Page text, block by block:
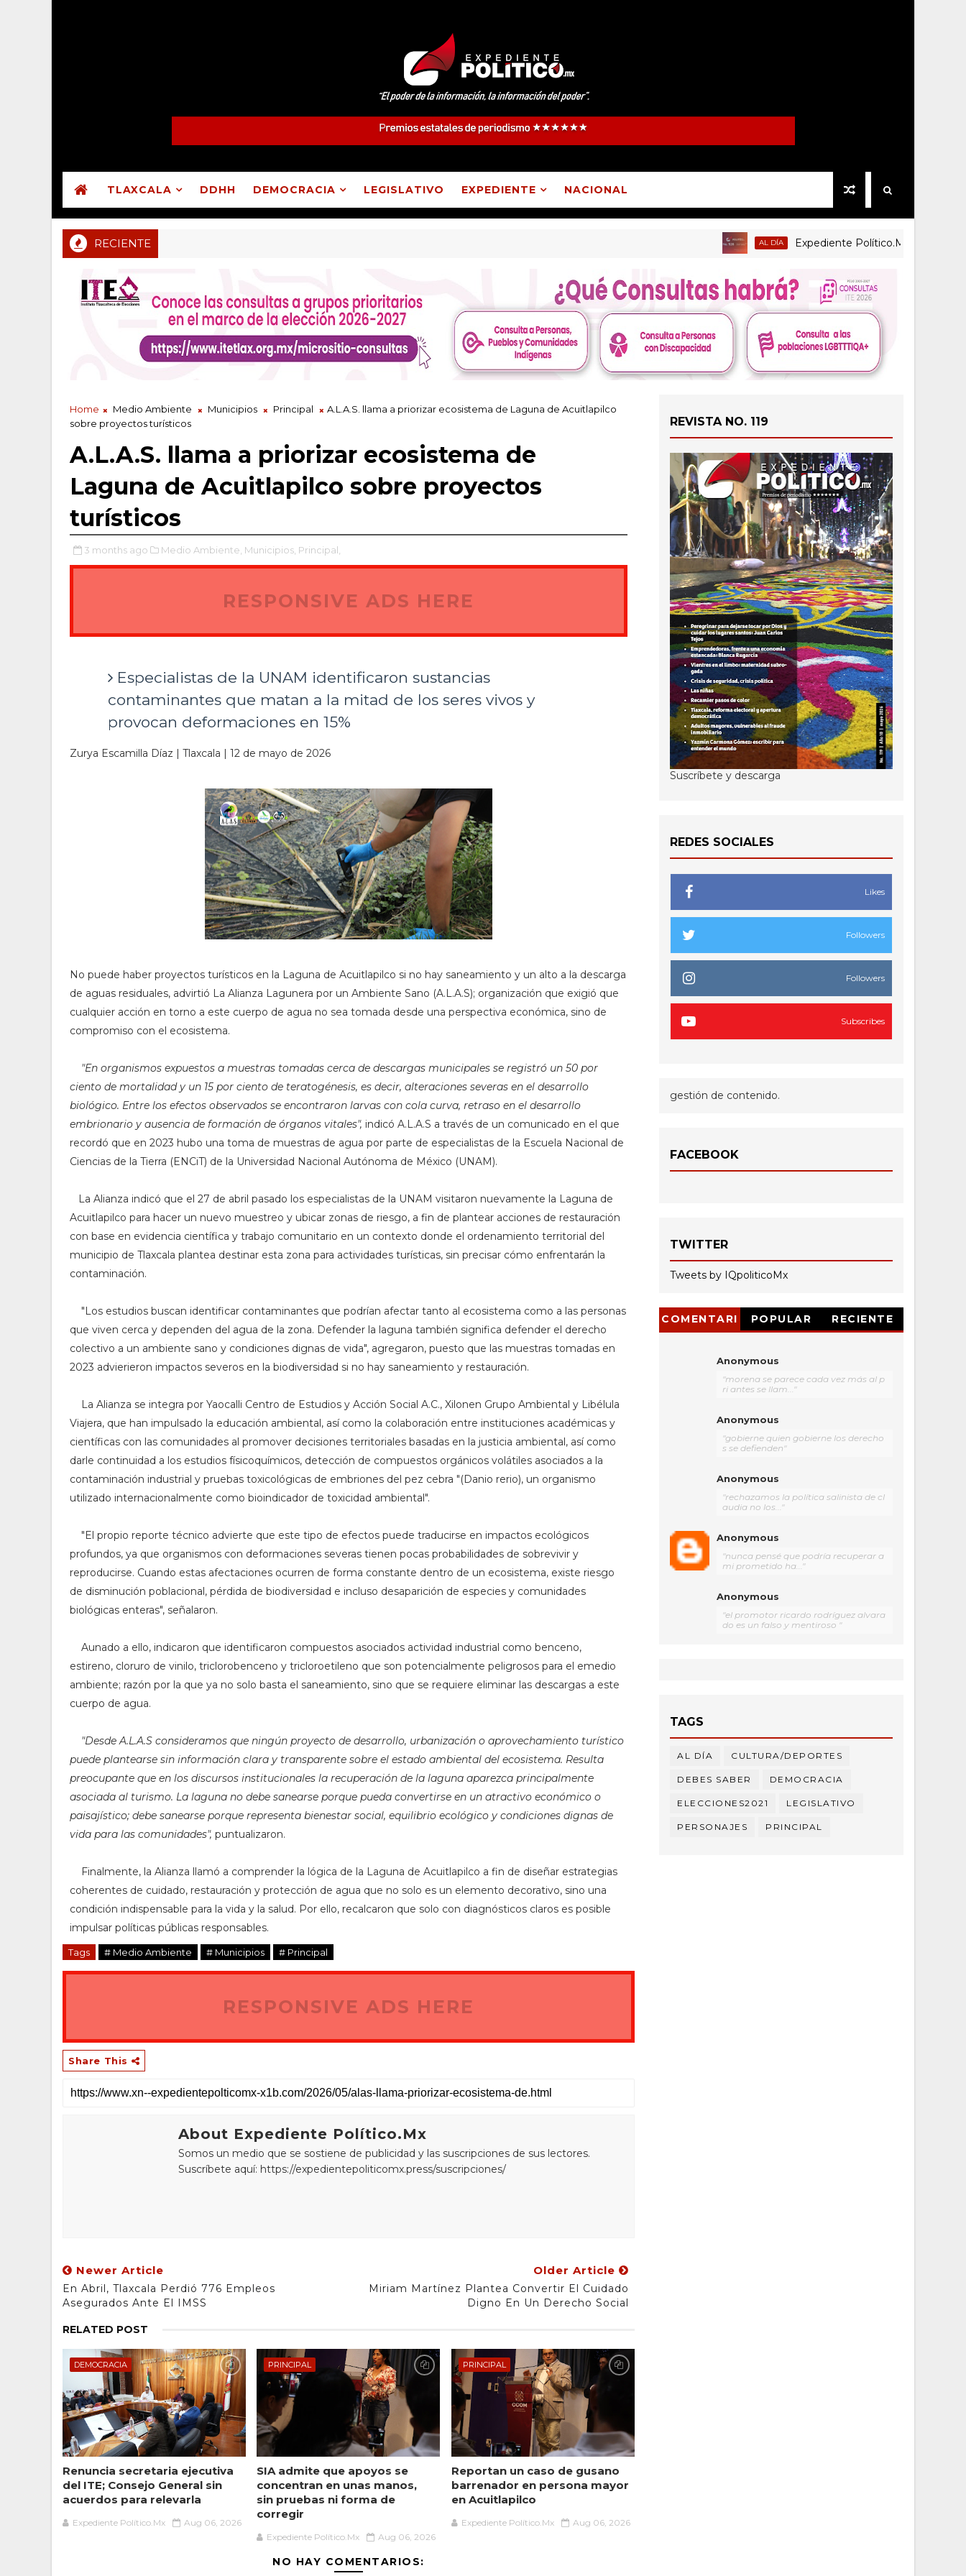
TLAXCALA DDHH DEMOCRACIA LEGISLATIVO EXPEDIENTE NACIONAL
RECIENTE AL DÍA Expediente Político.Mx no 1126
Home Medio Ambiente Municipios Principal
A.L.A.S. llama a priorizar ecosistema de Laguna de Acuitlapilco
sobre proyectos turísticos
A.L.A.S. llama a priorizar ecosistema de
Laguna de Acuitlapilco sobre proyectos
turísticos
3 months ago Medio Ambiente, Municipios, Principal,
RESPONSIVE ADS HERE
Especialistas de la UNAM identificaron sustancias
contaminantes que matan a la mitad de los seres vivos y
provocan deformaciones en 15%
Zurya Escamilla Díaz | Tlaxcala | 12 de mayo de 2026
No puede haber proyectos turísticos en la Laguna de Acuitlapilco si no hay saneamiento y un alto a la descarga
de aguas residuales, advirtió La Alianza Lagunera por un Ambiente Sano (A.L.A.S); organización que exigió que
cualquier acción en torno a este cuerpo de agua no sea tomada desde una perspectiva económica, sino de
compromiso con el ecosistema.
"En organismos expuestos a muestras tomadas cerca de descargas municipales se registró un 50 por
ciento de mortalidad y un 15 por ciento de teratogénesis, es decir, alteraciones severas en el desarrollo
biológico. Entre los efectos observados se encontraron larvas con cola curva, retraso en el desarrollo
embrionario y ausencia de formación de órganos vitales", indicó A.L.A.S a través de un comunicado en el que
recordó que en 2023 hubo una toma de muestras de agua por parte de especialistas de la Escuela Nacional de
Ciencias de la Tierra (ENCiT) de la Universidad Nacional Autónoma de México (UNAM).
La Alianza indicó que el 27 de abril pasado los especialistas de la UNAM visitaron nuevamente la Laguna de
Acuitlapilco para hacer un nuevo muestreo y ubicar zonas de riesgo, a fin de plantear acciones de restauración
con base en evidencia científica y trabajo comunitario en un contexto donde el ordenamiento territorial del
municipio de Tlaxcala plantea destinar esta zona para actividades turísticas, sin precisar cómo enfrentarán la
contaminación.
"Los estudios buscan identificar contaminantes que podrían afectar tanto al ecosistema como a las personas
que viven cerca y dependen del agua de la zona. Defender la laguna también significa defender el derecho
colectivo a un ambiente sano y condiciones dignas de vida", agregaron, puesto que las muestras tomadas en
2023 advierieron impactos severos en la biodiversidad si no hay saneamiento y restauración.
La Alianza se integra por Yaocalli Centro de Estudios y Acción Social A.C., Xilonen Grupo Ambiental y Libélula
Viajera, que han impulsado la educación ambiental, así como la colaboración entre instituciones académicas y
científicas con las comunidades al promover decisiones territoriales basadas en la justicia ambiental, así como
darle continuidad a los estudios físicoquímicos, detección de compuestos orgánicos volátiles asociados a la
contaminación industrial y pruebas toxicológicas de embriones del pez cebra "(Danio rerio), un organismo
utilizado internacionalmente como bioindicador de toxicidad ambiental".
"El propio reporte técnico advierte que este tipo de efectos puede traducirse en impactos ecológicos
profundos, ya que organismos con deformaciones severas tienen pocas probabilidades de sobrevivir y
reproducirse. Cuando estas afectaciones ocurren de forma constante dentro de un ecosistema, existe riesgo
de disminución poblacional, pérdida de biodiversidad e incluso desaparición de especies y comunidades
biológicas enteras", señalaron.
Aunado a ello, indicaron que identificaron compuestos asociados actividad industrial como benceno,
estireno, cloruro de vinilo, triclorobenceno y tricloroetileno que son potencialmente peligrosos para el emedio
ambiente; razón por la que ya no solo basta el saneamiento, sino que se requiere eliminar las descargas a este
cuerpo de agua.
"Desde A.L.A.S consideramos que ningún proyecto de desarrollo, urbanización o aprovechamiento turístico
puede plantearse sin información clara y transparente sobre el estado ambiental del ecosistema. Resulta
preocupante que en los discursos institucionales la recuperación de la laguna aparezca principalmente
asociada al turismo. La laguna no debe sanearse porque pueda convertirse en un atractivo económico o
paisajístico; debe sanearse porque representa bienestar social, equilibrio ecológico y condiciones dignas de
vida para las comunidades", puntualizaron.
Finalmente, la Alianza llamó a comprender la lógica de la Laguna de Acuitlapilco a fin de diseñar estrategias
coherentes de cuidado, restauración y protección de agua que no solo es un elemento decorativo, sino una
condición indispensable para la vida y la salud. Por ello, recalcaron que solo con diagnósticos claros es posible
impulsar políticas públicas responsables.
Tags # Medio Ambiente # Municipios # Principal
RESPONSIVE ADS HERE
Share This
About Expediente Político.Mx
Somos un medio que se sostiene de publicidad y las suscripciones de sus lectores.
Suscríbete aquí: https://expedientepoliticomx.press/suscripciones/
Newer Article
En Abril, Tlaxcala Perdió 776 Empleos
Asegurados Ante El IMSS
Older Article
Miriam Martínez Plantea Convertir El Cuidado
Digno En Un Derecho Social
RELATED POST
DEMOCRACIA
Renuncia secretaria ejecutiva
del ITE; Consejo General sin
acuerdos para relevarla
Expediente Político.Mx Aug 06, 2026
PRINCIPAL
SIA admite que apoyos se
concentran en unas manos,
sin pruebas ni forma de
corregir
Expediente Político.Mx Aug 06, 2026
PRINCIPAL
Reportan un caso de gusano
barrenador en persona mayor
en Acuitlapilco
Expediente Político.Mx Aug 06, 2026
NO HAY COMENTARIOS:
REVISTA NO. 119
Suscríbete y descarga
REDES SOCIALES
Likes
Followers
Followers
Subscribes
gestión de contenido.
FACEBOOK
TWITTER
Tweets by IQpoliticoMx
COMENTARI
POPULAR RECIENTE
Anonymous
"morena se parece cada vez más al p
ri antes se llam..."
Anonymous
"gobierne quien gobierne los derecho
s se defienden"
Anonymous
"rechazamos la política salinista de cl
audia no los..."
Anonymous
"nunca pensé que podría recuperar a
mi prometido ha..."
Anonymous
"el promotor ricardo rodríguez alvara
do es un falso y mentiroso "
TAGS
AL DÍA CULTURA/DEPORTES
DEBES SABER DEMOCRACIA
ELECCIONES2021 LEGISLATIVO
PERSONAJES PRINCIPAL